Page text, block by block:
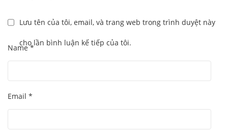
Lưu tên của tôi, email, và trang web trong trình duyệt này
cho lần bình luận kế tiếp của tôi.
Name*
Email *